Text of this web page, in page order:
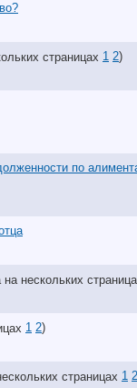
1 2)
по
1 2)
1 2